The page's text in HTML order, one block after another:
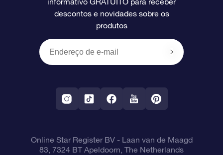
Avaliações
O cartão de presente da OSR
Presentes corporativos
Página estelar personalizada
Um Milhão de Estrelas
OSR Starsaver
Aplicativo RV Fly me to the stars
Informações de pagamento
Política de devolução
Constelações
descontos e novidades sobre os
produtos
Online Star Register BV- Laan van de Maagd
83, 7324 BT Apeldoorn, The Netherlands